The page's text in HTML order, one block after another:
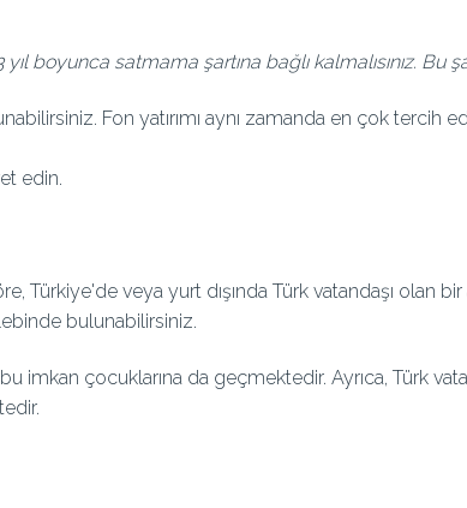
boyunca satmama şartına bağlı kalmalısınız.
Fon yatırımı aynı zamanda en çok
edin.
Türkiye'de veya yurt dışında Türk vatandaşı olan
bulunabilirsiniz.
imkan çocuklarına da geçmektedir. Ayrıca, Türk